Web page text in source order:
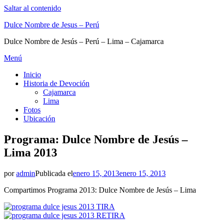
Saltar al contenido
Dulce Nombre de Jesus – Perú
Dulce Nombre de Jesús – Perú – Lima – Cajamarca
Menú
Inicio
Historia de Devoción
Cajamarca
Lima
Fotos
Ubicación
Programa: Dulce Nombre de Jesús –
Lima 2013
poradminPublicada elenero 15, 2013enero 15, 2013
Compartimos Programa 2013: Dulce Nombre de Jesús – Lima